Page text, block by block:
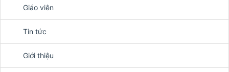
Giáo viên
Tin tức
Giới thiệu